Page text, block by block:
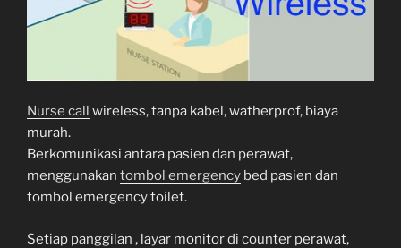
Nurse call wireless, tanpa kabel, watherprof, biaya
murah.
Berkomunikasi antara pasien dan perawat,
menggunakan tombol emergency bed pasien dan
tombol emergency toilet.
Setiap panggilan , layar monitor di counter perawat,